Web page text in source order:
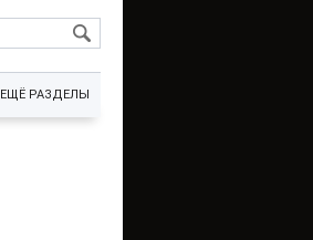
ЕЩЁ РАЗДЕЛЫ